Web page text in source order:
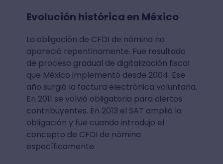
Evolución histórica en México
La obligación de CFDI de nómina no
apareció repentinamente. Fue resultado
de proceso gradual de digitalización fiscal
que México implementó desde 2004. Ese
año surgió la factura electrónica voluntaria.
En 2011 se volvió obligatoria para ciertos
contribuyentes. En 2013 el SAT amplió la
obligación y fue cuando introdujo el
concepto de CFDI de nómina
específicamente.